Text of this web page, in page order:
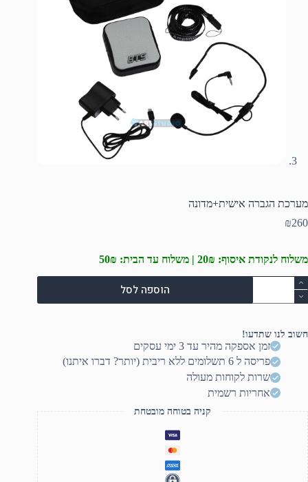
מערכת הגברה אישית+מדונה
₪260
משלוח לנקודת איסוף: 20₪ | משלוח עד הבית: 50₪
כמות
של
מערכת
אישית+מדונה
הוספה לסל
חשוב לנו שתדעו!
זמן אספקה מהיר עד 3 ימי עסקים
פריסה ל 6 תשלומים ללא ריבית (יותר? דברו איתנו)
שרות לקוחות מעולה
אחריות רשמית
קניה בטוחה מובטחת